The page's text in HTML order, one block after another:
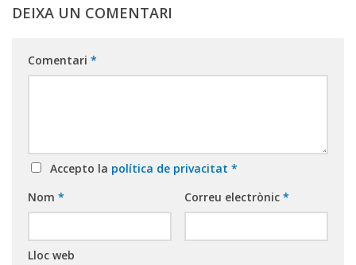
DEIXA UN COMENTARI
Comentari *
Accepto la política de privacitat *
Nom * Correu electrònic *
Lloc web